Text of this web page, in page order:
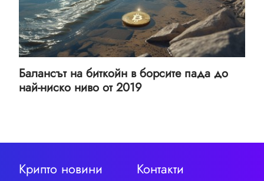
Балансът на биткойн в борсите пада до
най-ниско ниво от 2019
Крипто новини Контакти